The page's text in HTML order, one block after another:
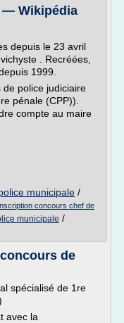
— Wikipédia
depuis le 23 avril
. Recréées,
1999.
de police judiciaire
pénale (CPP)).
compte au maire
municipale /
concours chef de
municipale /
de
spécialisé de 1re
avec la